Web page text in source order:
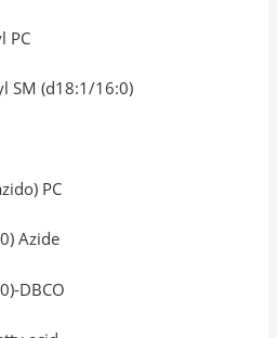
PC
SM (d18:1/16:0)
PC
Azide
DBCO